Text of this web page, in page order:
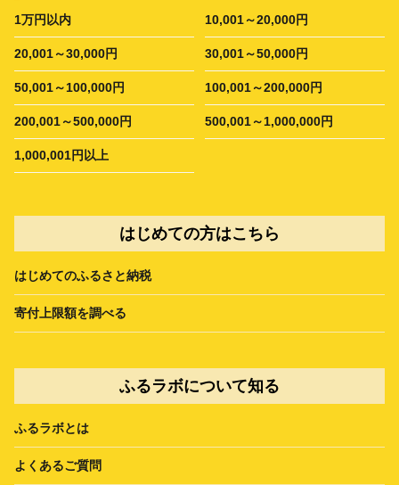
1万円以内 10,001～20,000円
20,001～30,000円 30,001～50,000円
50,001～100,000円 100,001～200,000円
200,001～500,000円 500,001～1,000,000円
1,000,001円以上
はじめての方はこちら
はじめてのふるさと納税
寄付上限額を調べる
ふるラボについて知る
ふるラボとは
よくあるご質問